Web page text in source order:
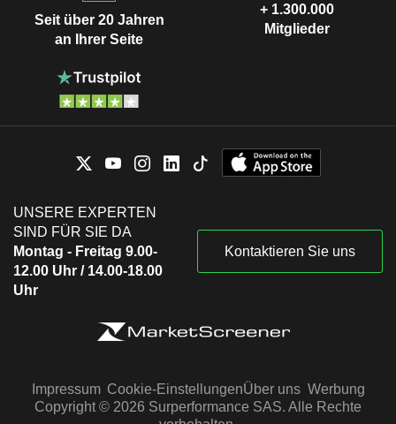
Seit über 20 Jahren
an Ihrer Seite
+ 1.300.000
Mitglieder
UNSERE EXPERTEN
SIND FÜR SIE DA
Montag - Freitag 9.00-
12.00 Uhr / 14.00-18.00
Uhr
Kontaktieren Sie uns
Impressum Cookie-EinstellungenÜber uns Werbung
Copyright © 2026 Surperformance SAS. Alle Rechte